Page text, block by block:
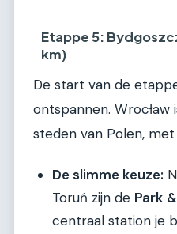
Etappe 5:
km)
De start van de
ontspannen.
steden van Polen,
De slimme keuze:
Toruń zijn de Park
centraal station je